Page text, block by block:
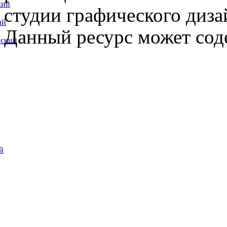
студии графического
Данный ресурс может